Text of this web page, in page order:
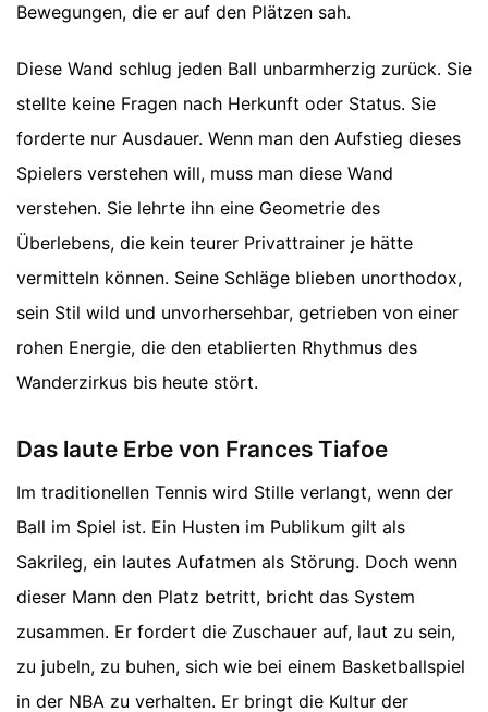
Bewegungen, die er auf den Plätzen sah.
Diese Wand schlug jeden Ball unbarmherzig zurück. Sie
stellte keine Fragen nach Herkunft oder Status. Sie
forderte nur Ausdauer. Wenn man den Aufstieg dieses
Spielers verstehen will, muss man diese Wand
verstehen. Sie lehrte ihn eine Geometrie des
Überlebens, die kein teurer Privattrainer je hätte
vermitteln können. Seine Schläge blieben unorthodox,
sein Stil wild und unvorhersehbar, getrieben von einer
rohen Energie, die den etablierten Rhythmus des
Wanderzirkus bis heute stört.
Das laute Erbe von Frances Tiafoe
Im traditionellen Tennis wird Stille verlangt, wenn der
Ball im Spiel ist. Ein Husten im Publikum gilt als
Sakrileg, ein lautes Aufatmen als Störung. Doch wenn
dieser Mann den Platz betritt, bricht das System
zusammen. Er fordert die Zuschauer auf, laut zu sein,
zu jubeln, zu buhen, sich wie bei einem Basketballspiel
in der NBA zu verhalten. Er bringt die Kultur der